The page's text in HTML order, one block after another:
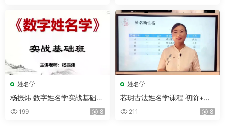
姓名学
杨振炜 数字姓名学实战基础班
视频20集
199 8
姓名学
芯玥古法姓名学课程 初阶+高
阶 视频38集
211 8